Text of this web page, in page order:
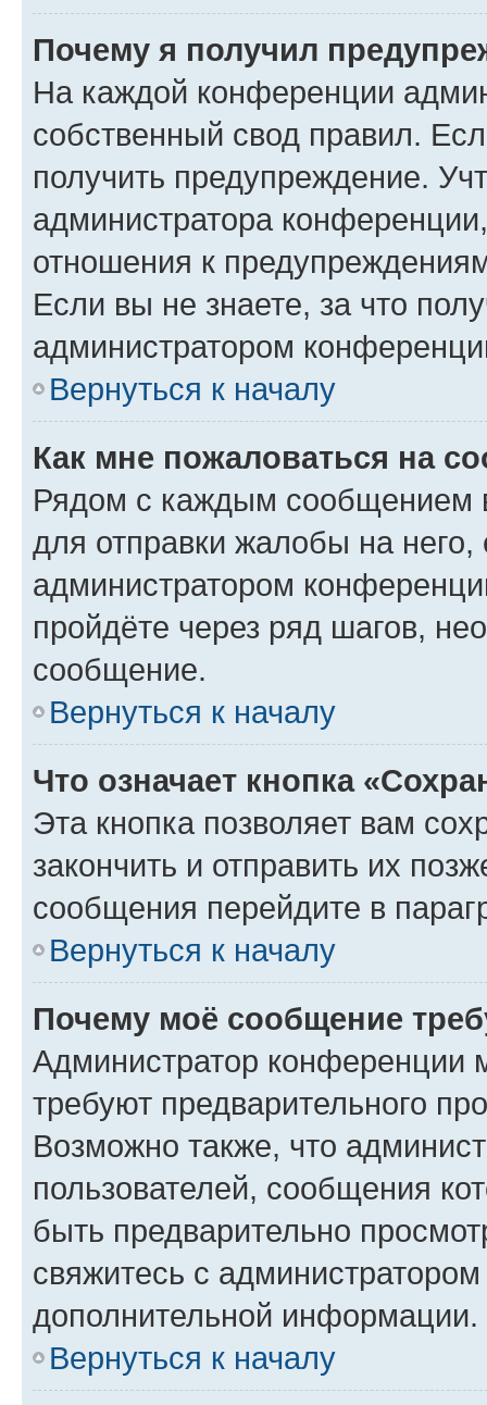
Почему я получил
На каждой конференции
собственный свод правил.
получить предупреждение.
администратора
отношения к
Если вы не знаете, за что
администратором
Вернуться к началу
Как мне пожаловаться на
Рядом с каждым сообщением
для отправки жалобы на
администратором
пройдёте через ряд шагов,
сообщение.
Вернуться к началу
Что означает кнопка
Эта кнопка позволяет вам
закончить и отправить их
сообщения перейдите в
Вернуться к началу
Почему моё сообщение
Администратор конференции
требуют предварительного
Возможно также, что
пользователей, сообщения
быть предварительно
свяжитесь с
дополнительной информации.
Вернуться к началу